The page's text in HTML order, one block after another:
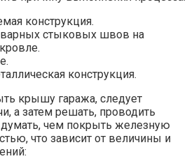
конструкция.
стыковых швов на
конструкция.
крышу гаража, следует
а затем решать, проводить
чем покрыть железную
что зависит от величины и